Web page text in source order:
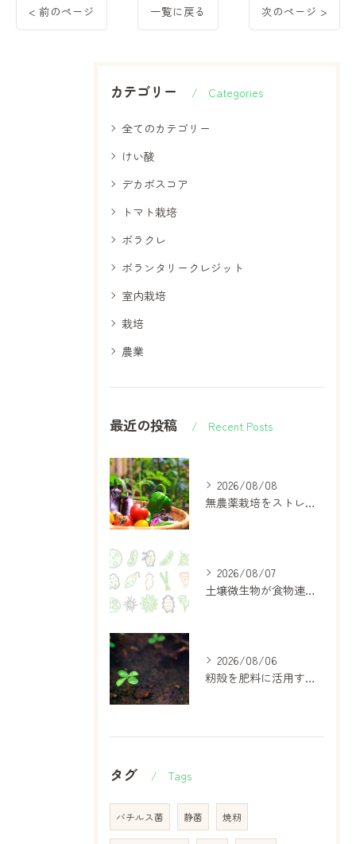
< 前のページ 一覧に戻る 次のページ >
カテゴリー Categories
全てのカテゴリー
けい酸
デカボスコア
トマト栽培
ボラクレ
ボランタリークレジット
室内栽培
栽培
農業
最近の投稿 Recent Posts
2026/08/08
無農薬栽培をストレスレスに始める実践のコツと安心メリットを徹底解説
2026/08/07
土壌微生物が食物連鎖と物質循環に果たす役割をやさしく解説
2026/08/06
籾殻を肥料に活用するコツとメリットデメリット徹底ガイド
タグ Tags
バチルス菌 静菌 焼籾